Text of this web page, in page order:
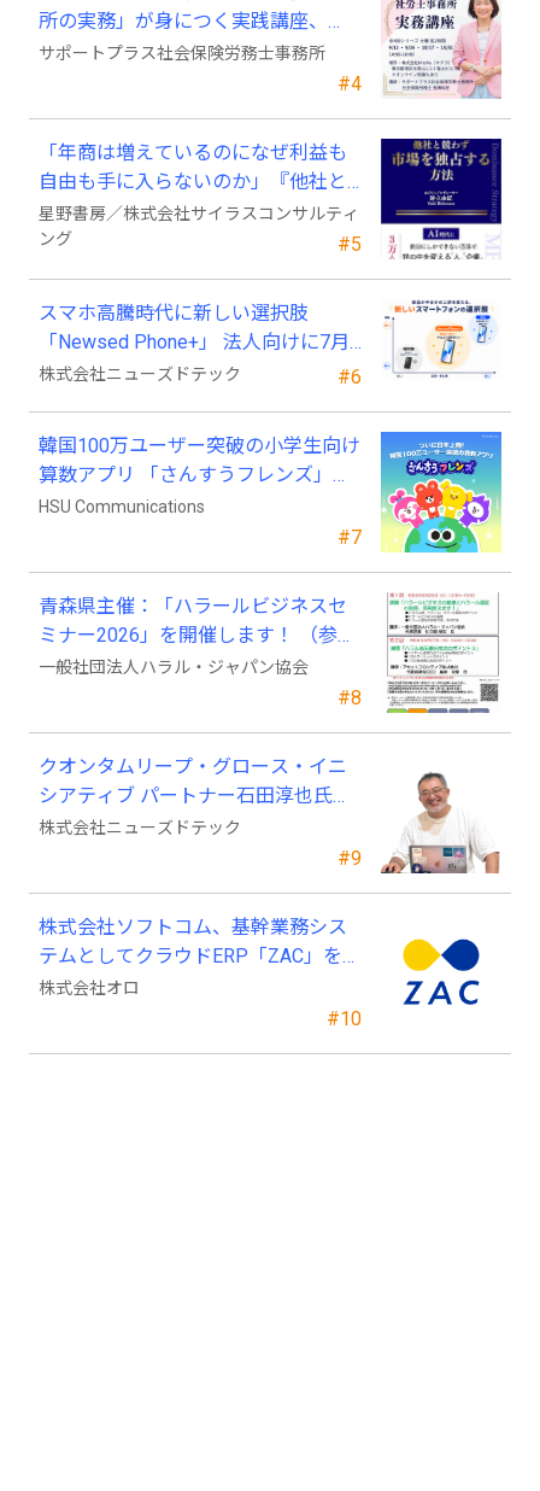
#4
所の実務」が身につく実践講座、
2026年9月開講
サポートプラス社会保険労務士事務所
#5
「年商は増えているのになぜ利益も
自由も手に入らないのか」『他社と
競わず 市場を独占する方法』発売
星野書房／株式会社サイラスコンサルティ
ング
#6
スマホ高騰時代に新しい選択肢
「Newsed Phone+」 法人向けに7月
23日から販売開始
株式会社ニューズドテック
#7
韓国100万ユーザー突破の小学生向け
算数アプリ 「さんすうフレンズ」、
ついに日本上陸!
HSU Communications
#8
青森県主催：「ハラールビジネスセ
ミナー2026」を開催します！ （参加
費無料）
一般社団法人ハラル・ジャパン協会
#9
クオンタムリープ・グロース・イニ
シアティブ パートナー石田淳也氏が
ニューズドテックの戦略顧問に就任
株式会社ニューズドテック
#10
株式会社ソフトコム、基幹業務シス
テムとしてクラウドERP「ZAC」を採
用
株式会社オロ